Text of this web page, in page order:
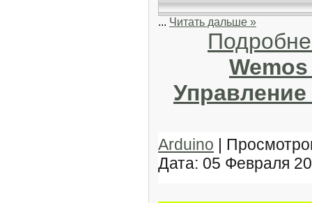
... Читать дальше »
Arduino |
Дата: 05 Февраля